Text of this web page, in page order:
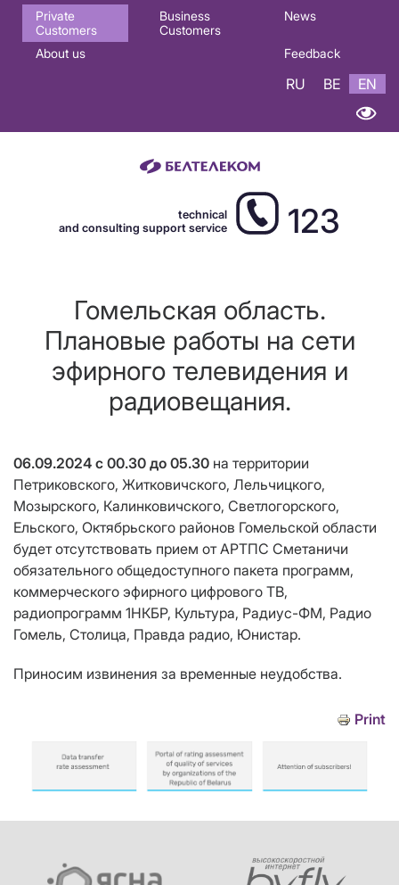
Основная
навигация
Private
Customers
Business
Customers
News
About us Feedback
RU BE EN
technical
and consulting support service
123
Гомельская область.
Плановые работы на сети
эфирного телевидения и
радиовещания.
06.09.2024 с 00.30 до 05.30 на территории
Петриковского, Житковичского, Лельчицкого,
Мозырского, Калинковичского, Светлогорского,
Ельского, Октябрьского районов Гомельской области
будет отсутствовать прием от АРТПС Сметаничи
обязательного общедоступного пакета программ,
коммерческого эфирного цифрового ТВ,
радиопрограмм 1НКБР, Культура, Радиус-ФМ, Радио
Гомель, Столица, Правда радио, Юнистар.
Приносим извинения за временные неудобства.
Print